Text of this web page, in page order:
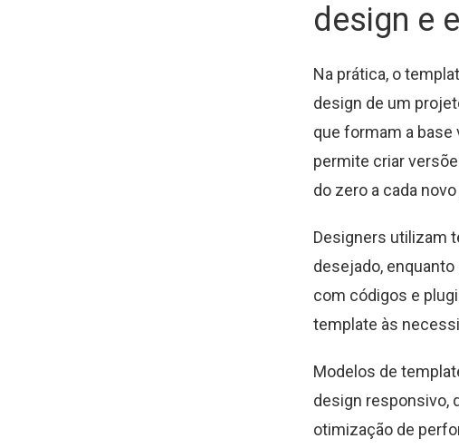
design e
Na prática, o
design de um
que formam a base
permite criar
do zero a cada
Designers utilizam
desejado,
com códigos e
template às
Modelos de
design responsivo,
otimização de